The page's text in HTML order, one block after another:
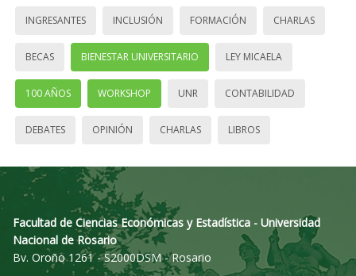
INGRESANTES INCLUSIÓN FORMACIÓN CHARLAS
BECAS BIENESTAR UNIVERSITARIO LEY MICAELA
100 AÑOS WORKSHOP UNR CONTABILIDAD
DEBATES OPINIÓN CHARLAS LIBROS
Facultad de Ciencias Económicas y Estadística - Universidad
Nacional de Rosario
Bv. Oroño 1261 - S2000DSM - Rosario